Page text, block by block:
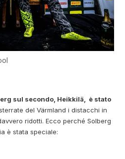
sul secondo, Heikkilä, è stato
del Värmland i distacchi in
ridotti. Ecco perché Solberg
è stata speciale: